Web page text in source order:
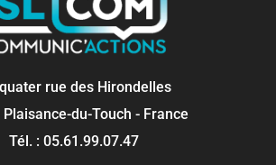
rue des Hirondelles
du-Touch - France
Tél. : 05.61.99.07.47